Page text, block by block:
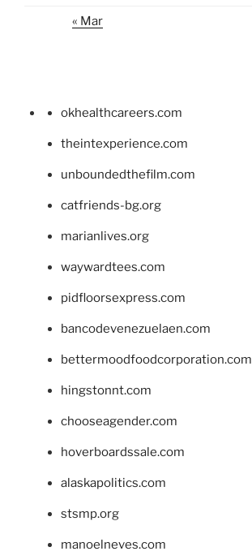
« Mar
okhealthcareers.com
theintexperience.com
unboundedthefilm.com
catfriends-bg.org
marianlives.org
waywardtees.com
pidfloorsexpress.com
bancodevenezuelaen.com
bettermoodfoodcorporation.com
hingstonnt.com
chooseagender.com
hoverboardssale.com
alaskapolitics.com
stsmp.org
manoelneves.com